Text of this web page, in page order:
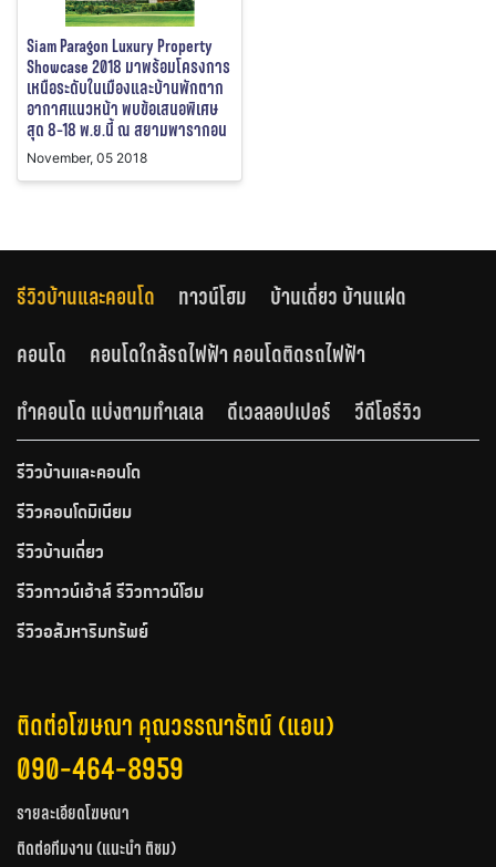
Siam Paragon Luxury Property
Showcase 2018 มาพร้อมโครงการ
เหนือระดับในเมืองและบ้านพักตาก
อากาศแนวหน้า พบข้อเสนอพิเศษ
สุด 8-18 พ.ย.นี้ ณ สยามพารากอน
November, 05 2018
รีวิวบ้านและคอนโด ทาวน์โฮม
บ้านเดี่ยว บ้านแฝด
คอนโด
คอนโดใกล้รถไฟฟ้า คอนโดติดรถไฟฟ้า
ทำคอนโด แบ่งตามทำเลเล
ดีเวลลอปเปอร์ วีดีโอรีวิว
รีวิวบ้านและคอนโด
รีวิวคอนโดมิเนียม
รีวิวบ้านเดี่ยว
รีวิวทาวน์เฮ้าส์ รีวิวทาวน์โฮม
รีวิวอสังหาริมทรัพย์
ติดต่อโฆษณา คุณวรรณารัตน์ (แอน)
090-464-8959
รายละเอียดโฆษณา
ติดต่อทีมงาน (แนะนำ ติชม)